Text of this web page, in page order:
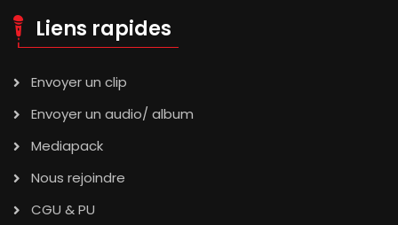
Liens rapides
Envoyer un clip
Envoyer un audio/ album
Mediapack
Nous rejoindre
CGU & PU